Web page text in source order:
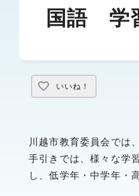
国語 学
いいね！
川越市教育委員会で
手引きでは、様々な学
し、低学年・中学年・